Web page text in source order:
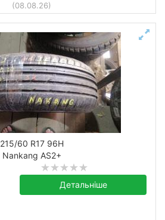
(08.08.26)
215/60 R17 96H
Nankang AS2+
Детальніше